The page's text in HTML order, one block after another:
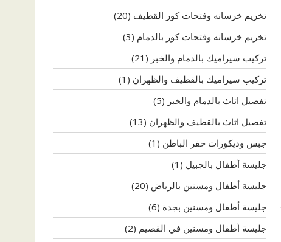
تخريم خرسانه وفتحات كور القطيف (20)
تخريم خرسانه وفتحات كور بالدمام (3)
تركيب سيراميك بالدمام والخبر (21)
تركيب سيراميك بالقطيف والظهران (1)
تفصيل اثاث بالدمام والخبر (5)
تفصيل اثاث بالقطيف والظهران (13)
جبس وديكورات حفر الباطن (1)
جليسة أطفال بالجبيل (1)
جليسة أطفال ومسنين بالرياض (20)
جليسة أطفال ومسنين بجدة (6)
جليسة أطفال ومسنين في القصيم (2)